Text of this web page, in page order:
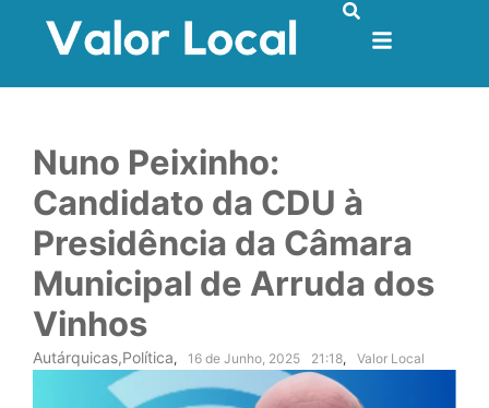
Nuno Peixinho:
Candidato da CDU à
Presidência da Câmara
Municipal de Arruda dos
Vinhos
Autárquicas,Política, 16 de Junho, 2025 21:18, Valor Local